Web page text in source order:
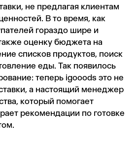
не предлагая клиентам
В то время, как
гораздо шире и
оценку бюджета на
списков продуктов, поиск
еды. Так появилось
теперь igooods это не
а настоящий менеджер
который помогает
рекомендации по готовке